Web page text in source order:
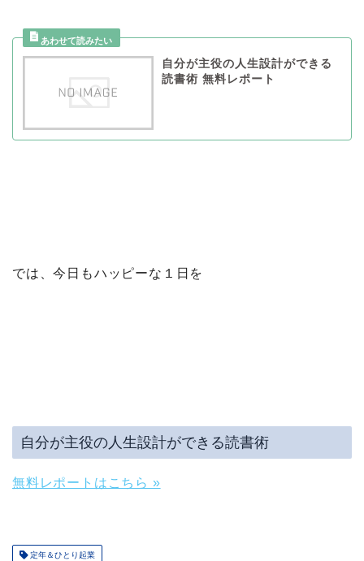
自分が主役の人生設計ができる
読書術 無料レポート
では、今日もハッピーな１日を
自分が主役の人生設計ができる読書術
無料レポートはこちら »
定年＆ひとり起業